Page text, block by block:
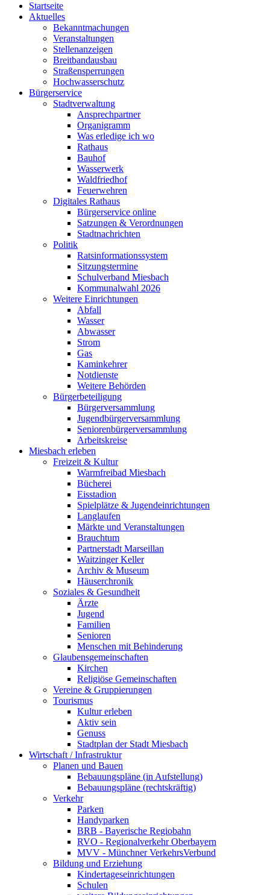
Startseite
Aktuelles
Bekanntmachungen
Veranstaltungen
Stellenanzeigen
Breitbandausbau
Straßensperrungen
Hochwasserschutz
Bürgerservice
Stadtverwaltung
Ansprechpartner
Organigramm
Was erledige ich wo
Rathaus
Bauhof
Wasserwerk
Waldfriedhof
Feuerwehren
Digitales Rathaus
Bürgerservice online
Satzungen & Verordnungen
Stadtnachrichten
Politik
Ratsinformationssystem
Sitzungstermine
Schulverband Miesbach
Kommunalwahl 2026
Weitere Einrichtungen
Abfall
Wasser
Abwasser
Strom
Gas
Kaminkehrer
Notdienste
Weitere Behörden
Bürgerbeteiligung
Bürgerversammlung
Jugendbürgerversammlung
Seniorenbürgerversammlung
Arbeitskreise
Miesbach erleben
Freizeit & Kultur
Warmfreibad Miesbach
Bücherei
Eisstadion
Spielplätze & Jugendeinrichtungen
Langlaufen
Märkte und Veranstaltungen
Brauchtum
Partnerstadt Marseillan
Waitzinger Keller
Archiv & Museum
Häuserchronik
Soziales & Gesundheit
Ärzte
Jugend
Familien
Senioren
Menschen mit Behinderung
Glaubensgemeinschaften
Kirchen
Religiöse Gemeinschaften
Vereine & Gruppierungen
Tourismus
Kultur erleben
Aktiv sein
Genuss
Stadtplan der Stadt Miesbach
Wirtschaft / Infrastruktur
Planen und Bauen
Bebauungspläne (in Aufstellung)
Bebauungspläne (rechtskräftig)
Verkehr
Parken
Handyparken
BRB - Bayerische Regiobahn
RVO - Regionalverkehr Oberbayern
MVV - Münchner VerkehrsVerbund
Bildung und Erziehung
Kindertageseinrichtungen
Schulen